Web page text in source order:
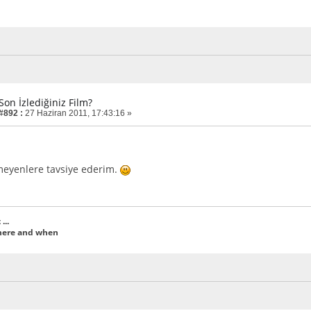
İzlediğiniz Film?
: 27 Haziran 2011, 17:43:16 »
tavsiye ederim.
and when